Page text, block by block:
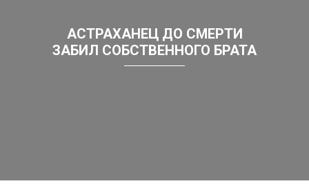
АСТРАХАНЕЦ ДО СМЕРТИ
ЗАБИЛ СОБСТВЕННОГО БРАТА